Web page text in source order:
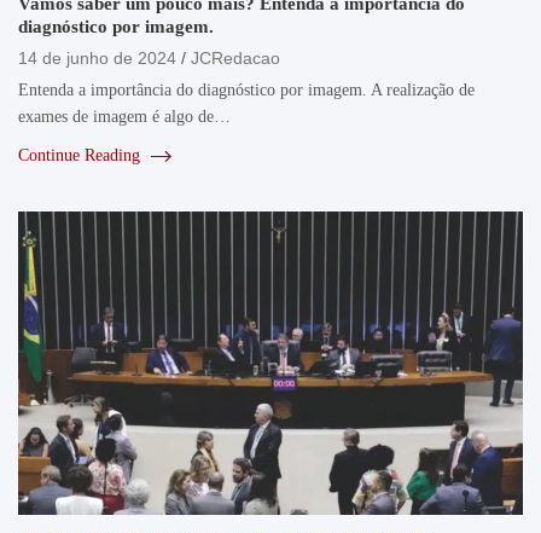
diagnóstico por imagem.
14 de junho de 2024
JCRedacao
Entenda a importância do diagnóstico por imagem. A realização de
exames de imagem é algo de…
Continue Reading